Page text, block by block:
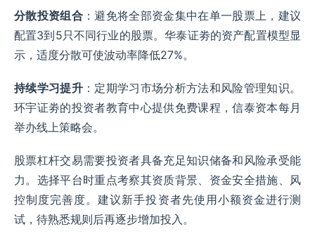
分散投资组合 ：避免将全部资金集中在单一股票上，建议
配置3到5只不同行业的股票。华泰证劵的资产配置模型显
示，适度分散可使波动率降低27%。
持续学习提升 ：定期学习市场分析方法和风险管理知识。
环宇证劵的投资者教育中心提供免费课程，信泰资本每月
举办线上策略会。
股票杠杆交易需要投资者具备充足知识储备和风险承受能
力。选择平台时重点考察其资质背景、资金安全措施、风
控制度完善度。建议新手投资者先使用小额资金进行测
试，待熟悉规则后再逐步增加投入。